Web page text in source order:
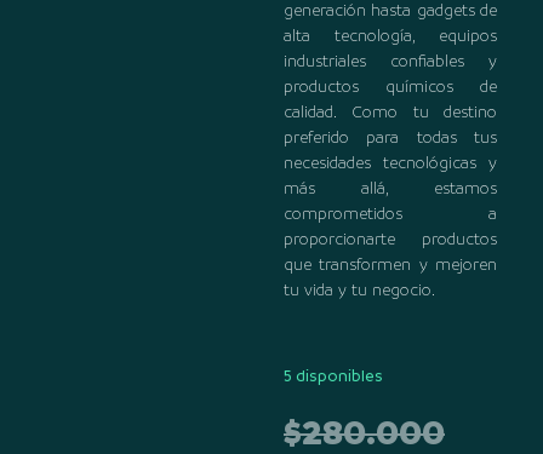
generación hasta gadgets de
alta tecnología, equipos
industriales confiables y
productos químicos de
calidad. Como tu destino
preferido para todas tus
necesidades tecnológicas y
más allá, estamos
comprometidos a
proporcionarte productos
que transformen y mejoren
tu vida y tu negocio.
5 disponibles
$280.000